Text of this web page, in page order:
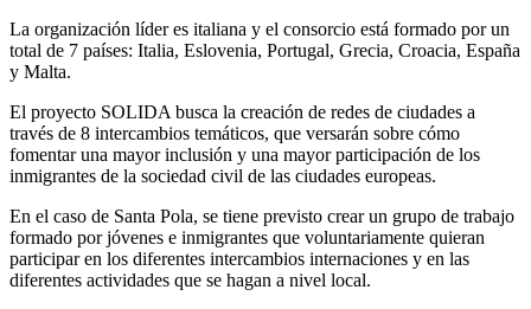
La organización líder es italiana y el consorcio está formado por un
total de 7 países: Italia, Eslovenia, Portugal, Grecia, Croacia, España
y Malta.
El proyecto SOLIDA busca la creación de redes de ciudades a
través de 8 intercambios temáticos, que versarán sobre cómo
fomentar una mayor inclusión y una mayor participación de los
inmigrantes de la sociedad civil de las ciudades europeas.
En el caso de Santa Pola, se tiene previsto crear un grupo de trabajo
formado por jóvenes e inmigrantes que voluntariamente quieran
participar en los diferentes intercambios internaciones y en las
diferentes actividades que se hagan a nivel local.